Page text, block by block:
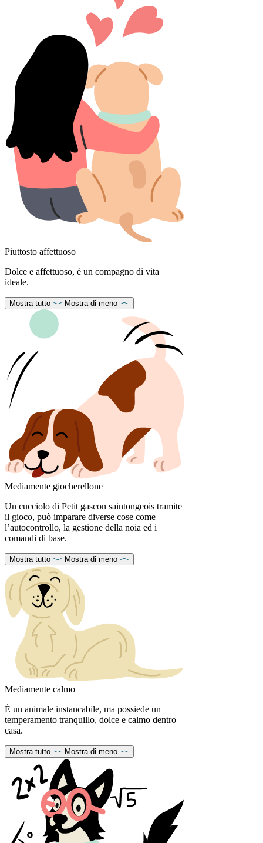
Piuttosto affettuoso
Dolce e affettuoso, è un compagno di vita
ideale.
Mostra tutto Mostra di meno
Mediamente giocherellone
Un cucciolo di Petit gascon saintongeois tramite
il gioco, può imparare diverse cose come
l’autocontrollo, la gestione della noia ed i
comandi di base.
Mostra tutto Mostra di meno
Mediamente calmo
È un animale instancabile, ma possiede un
temperamento tranquillo, dolce e calmo dentro
casa.
Mostra tutto Mostra di meno